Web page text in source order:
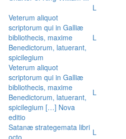
L
Veterum aliquot
scriptorum qui in Galliæ
bibliothecis, maxime
Benedictorum, latuerant,
spicilegium
L
Veterum aliquot
scriptorum qui in Galliæ
bibliothecis, maxime
Benedictorum, latuerant,
spicilegium […] Nova
editio
L
Satanæ strategemata libri
octo
L